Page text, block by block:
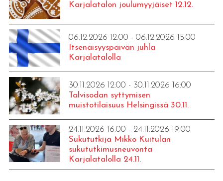
Karjalatalon joulumyyjäiset 12.12.
06.12.2026 12:00 - 06.12.2026 15:00
Itsenäisyyspäivän juhla
Karjalatalolla
30.11.2026 12:00 - 30.11.2026 16:00
Talvisodan syttymisen
muistotilaisuus Helsingissä 30.11.
24.11.2026 16:00 - 24.11.2026 19:00
Sukututkija Mikko Kuitulan
sukututkimusneuvonta
Karjalatalolla 24.11.